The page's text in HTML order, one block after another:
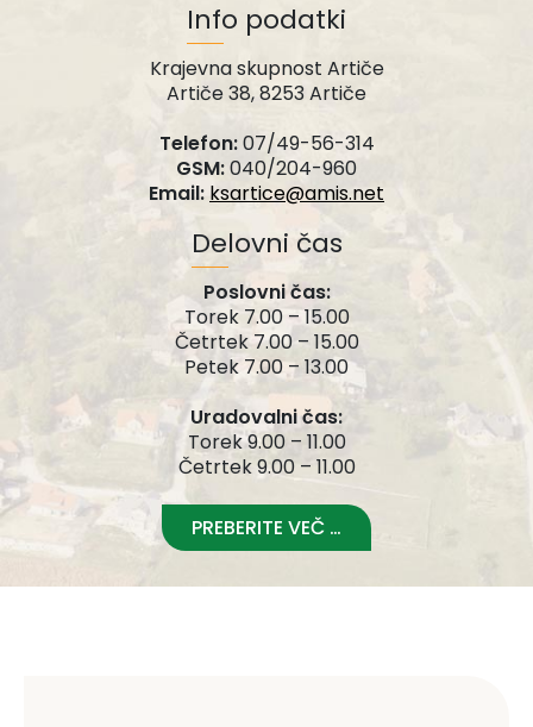
Info podatki
Krajevna skupnost Artiče
Artiče 38, 8253 Artiče
Telefon:07/49-56-314
GSM:040/204-960
Email: ksartice@amis.net
Delovni čas
Poslovni čas:
Torek 7.00 – 15.00
Četrtek 7.00 – 15.00
Petek 7.00 – 13.00
Uradovalni čas:
Torek 9.00 – 11.00
Četrtek 9.00 – 11.00
PREBERITE VEČ …